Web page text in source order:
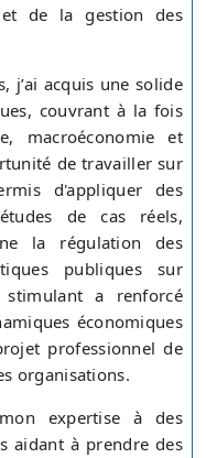
et de la gestion des
j’ai acquis une solide
couvrant à la fois
macroéconomie et
de travailler sur
d'appliquer des
de cas réels,
la régulation des
publiques sur
stimulant a renforcé
économiques
professionnel de
organisations.
expertise à des
aidant à prendre des